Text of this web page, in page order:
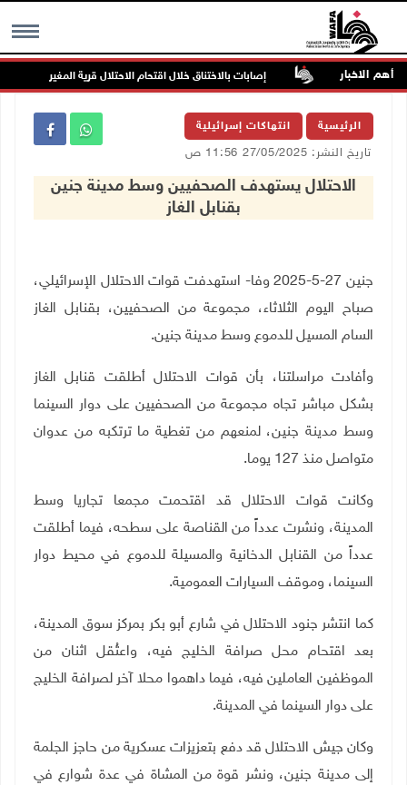
MENU أهم الاخبار
بالخطر إصابات بالاختناق خلال اقتحام الاحتلال قرية المغير
الرئيسية انتهاكات إسرائيلية
تاريخ النشر: 27/05/2025 11:56 ص
الاحتلال يستهدف الصحفيين وسط مدينة جنين
بقنابل الغاز
جنين 27-5-2025 وفا- استهدفت قوات الاحتلال الإسرائيلي،
صباح اليوم الثلاثاء، مجموعة من الصحفيين، بقنابل الغاز
السام المسيل للدموع وسط مدينة جنين.
وأفادت مراسلتنا، بأن قوات الاحتلال أطلقت قنابل الغاز
بشكل مباشر تجاه مجموعة من الصحفيين على دوار السينما
وسط مدينة جنين، لمنعهم من تغطية ما ترتكبه من عدوان
متواصل منذ 127 يوما.
وكانت قوات الاحتلال قد اقتحمت مجمعا تجاريا وسط
المدينة، ونشرت عدداً من القناصة على سطحه، فيما أطلقت
عدداً من القنابل الدخانية والمسيلة للدموع في محيط دوار
السينما، وموقف السيارات العمومية.
كما انتشر جنود الاحتلال في شارع أبو بكر بمركز سوق المدينة،
بعد اقتحام محل صرافة الخليج فيه، واعتُقل اثنان من
الموظفين العاملين فيه، فيما داهموا محلا آخر لصرافة الخليج
على دوار السينما في المدينة.
وكان جيش الاحتلال قد دفع بتعزيزات عسكرية من حاجز الجلمة
إلى مدينة جنين، ونشر قوة من المشاة في عدة شوارع في